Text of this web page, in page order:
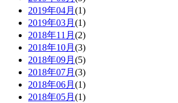
2019年04月 (1)
2019年03月 (1)
2018年11月 (2)
2018年10月 (3)
2018年09月 (5)
2018年07月 (3)
2018年06月 (1)
2018年05月 (1)